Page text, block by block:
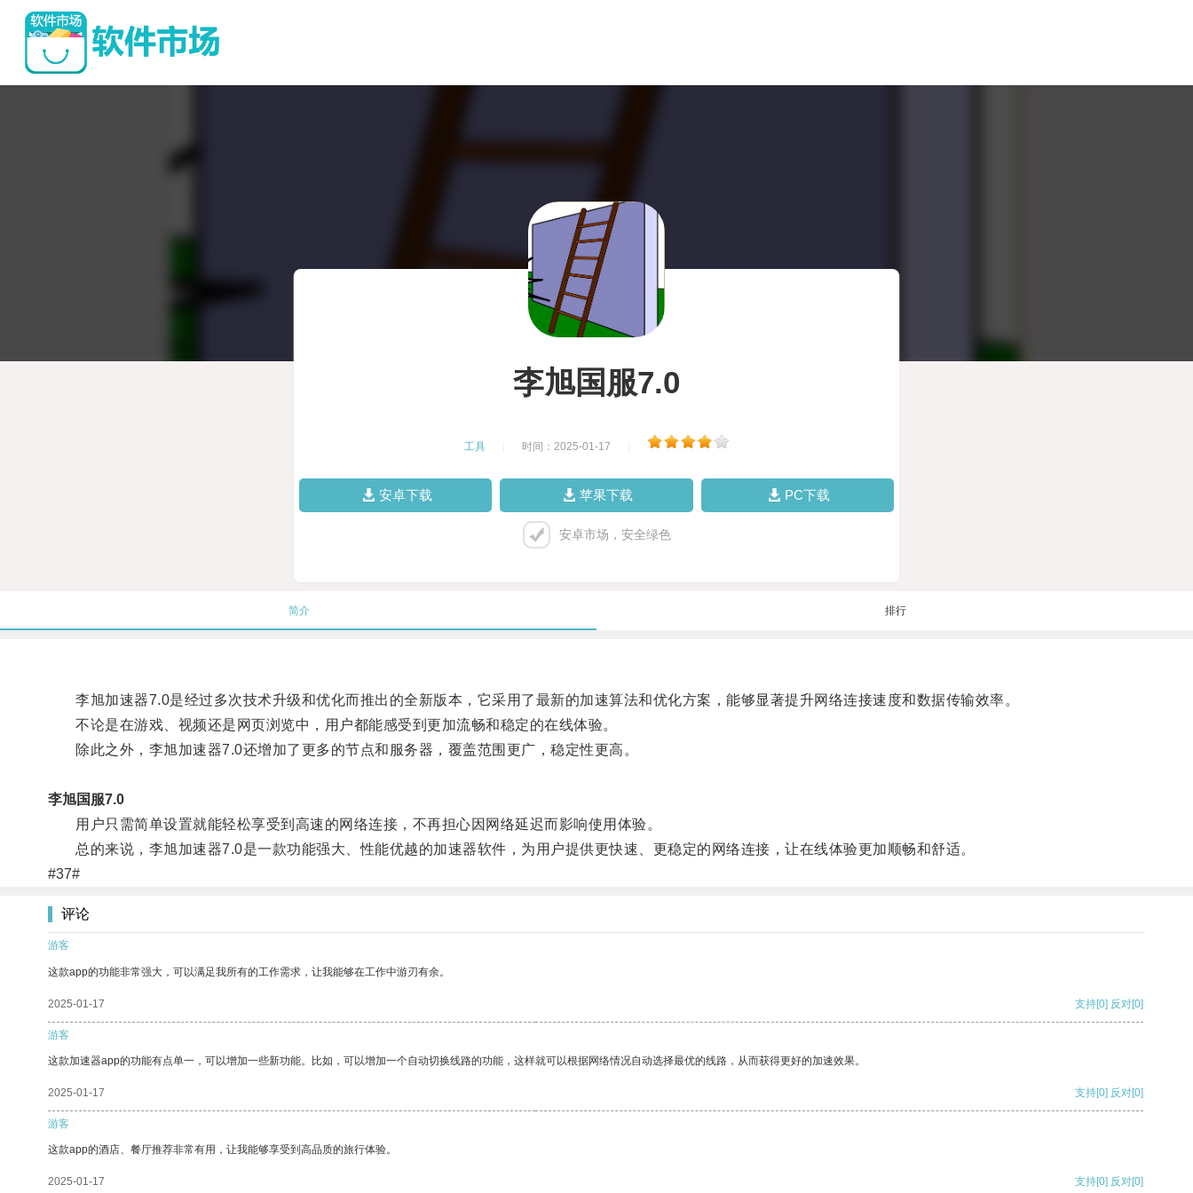
李旭国服7.0
工具 时间：2025-01-17
安卓下载 苹果下载 PC下载
安卓市场，安全绿色
简介 排行
李旭加速器7.0是经过多次技术升级和优化而推出的全新版本，它采用了最新的加速算法和优化方案，能够显著提升网络连接速度和数据传输效率。
不论是在游戏、视频还是网页浏览中，用户都能感受到更加流畅和稳定的在线体验。
除此之外，李旭加速器7.0还增加了更多的节点和服务器，覆盖范围更广，稳定性更高。
李旭国服7.0
用户只需简单设置就能轻松享受到高速的网络连接，不再担心因网络延迟而影响使用体验。
总的来说，李旭加速器7.0是一款功能强大、性能优越的加速器软件，为用户提供更快速、更稳定的网络连接，让在线体验更加顺畅和舒适。
#37#
评论
游客
这款app的功能非常强大，可以满足我所有的工作需求，让我能够在工作中游刃有余。
2025-01-17 支持[0] 反对[0]
游客
这款加速器app的功能有点单一，可以增加一些新功能。比如，可以增加一个自动切换线路的功能，这样就可以根据网络情况自动选择最优的线路，从而获得更好的加速效果。
2025-01-17 支持[0] 反对[0]
游客
这款app的酒店、餐厅推荐非常有用，让我能够享受到高品质的旅行体验。
2025-01-17 支持[0] 反对[0]